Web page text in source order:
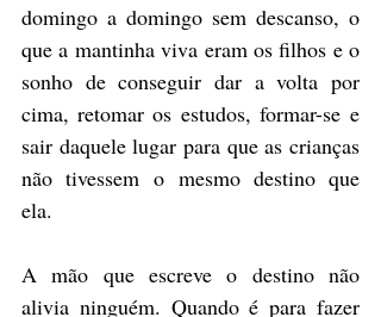
domingo a domingo sem descanso, o
que a mantinha viva eram os filhos e o
sonho de conseguir dar a volta por
cima, retomar os estudos, formar-se e
sair daquele lugar para que as crianças
não tivessem o mesmo destino que
ela.
A mão que escreve o destino não
alivia ninguém. Quando é para fazer